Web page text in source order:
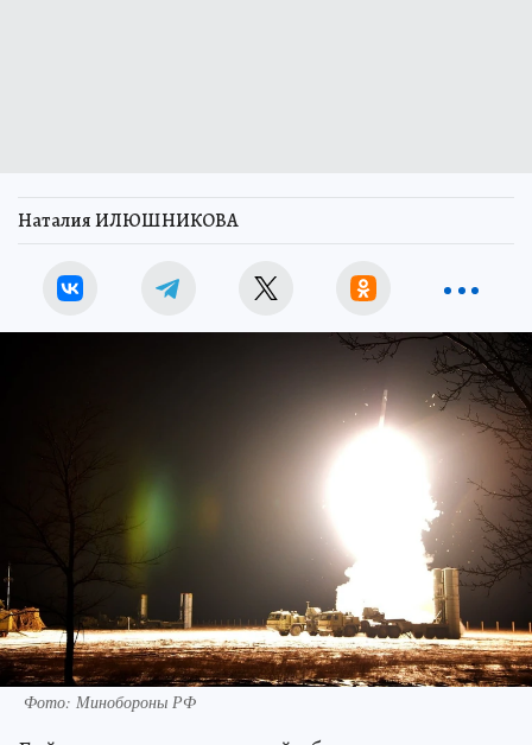
Наталия ИЛЮШНИКОВА
Фото: Минобороны РФ